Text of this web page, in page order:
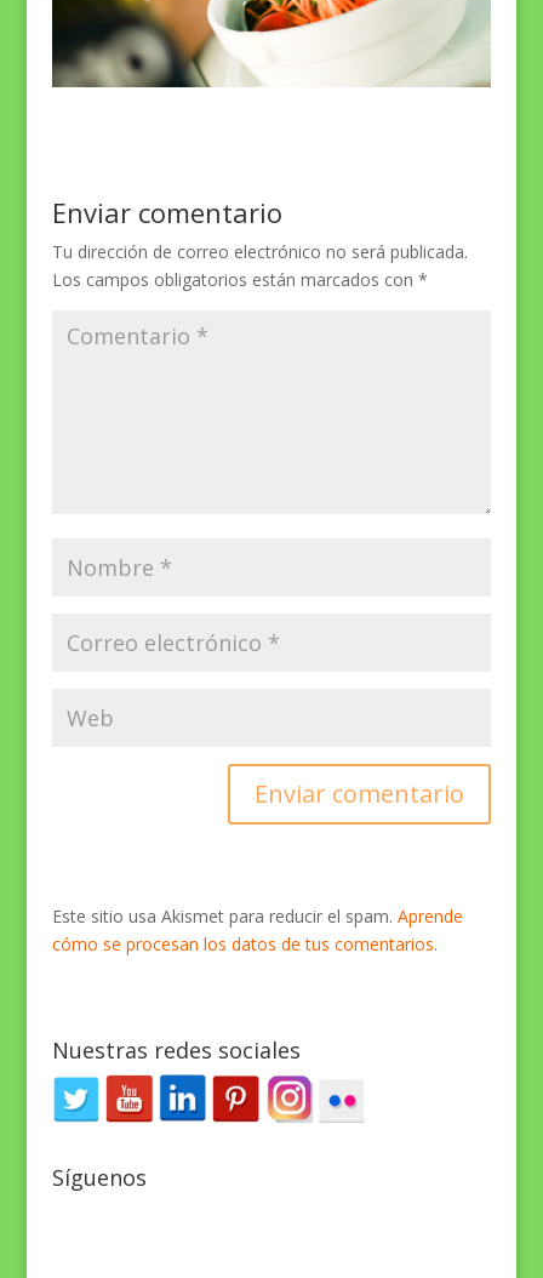
Enviar comentario
Tu dirección de correo electrónico no será publicada.
Los campos obligatorios están marcados con *
Este sitio usa Akismet para reducir el spam. Aprende
cómo se procesan los datos de tus comentarios.
Nuestras redes sociales
Síguenos